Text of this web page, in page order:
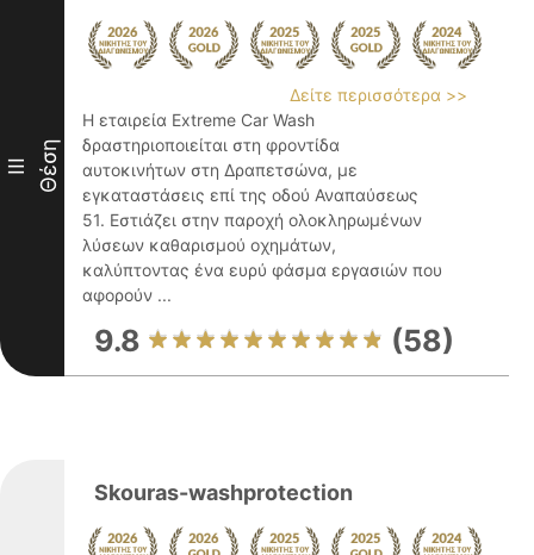
III Θέση
Δείτε περισσότερα >>
Η εταιρεία Extreme Car Wash
δραστηριοποιείται στη φροντίδα
αυτοκινήτων στη Δραπετσώνα, με
εγκαταστάσεις επί της οδού Αναπαύσεως
51. Εστιάζει στην παροχή ολοκληρωμένων
λύσεων καθαρισμού οχημάτων,
καλύπτοντας ένα ευρύ φάσμα εργασιών που
αφορούν ...
9.8 (58)
Skouras-washprotection